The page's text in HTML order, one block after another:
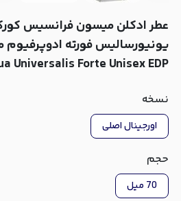
عطر ادکلن میسون فرانسیس
Universalis Forte Unisex EDP
نسخه
اورجینال اصلی
حجم
70 میل